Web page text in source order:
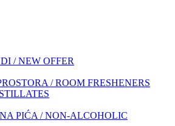
/ NEW OFFER
/ ROOM FRESHENERS
PIĆA / NON-ALCOHOLIC